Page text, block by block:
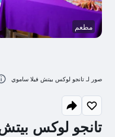
تانجو لوكس
مطعم
صور لـ تانجو لوكس بيتش فيلا ساموي